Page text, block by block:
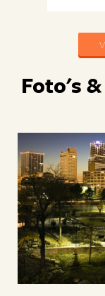
Foto's